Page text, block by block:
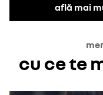
află mai
cu ce te